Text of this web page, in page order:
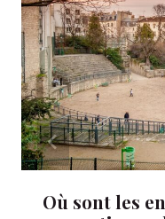
Où sont les